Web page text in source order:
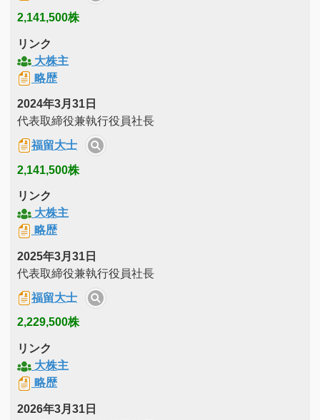
2,141,500株
リンク
大株主
略歴
2024年3月31日
代表取締役兼執行役員社長
福留大士
2,141,500株
リンク
大株主
略歴
2025年3月31日
代表取締役兼執行役員社長
福留大士
2,229,500株
リンク
大株主
略歴
2026年3月31日